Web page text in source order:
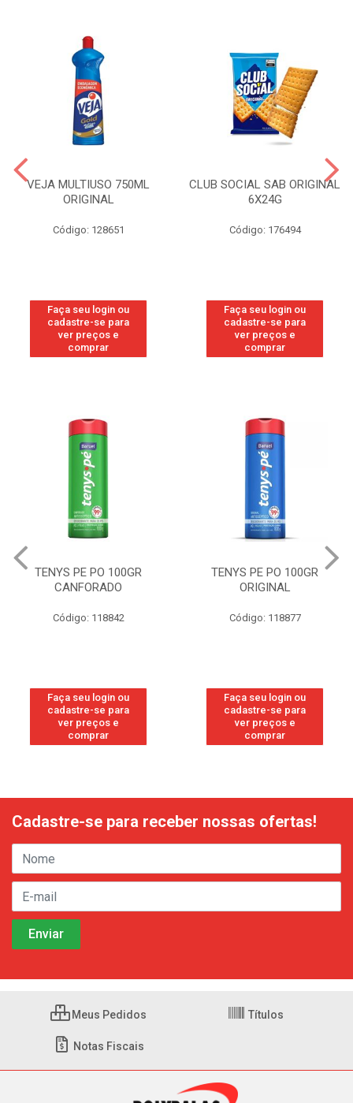
VEJA MULTIUSO 750ML
ORIGINAL
Código: 128651
Faça seu login ou
cadastre-se para
ver preços e
comprar
CLUB SOCIAL SAB ORIGINAL
6X24G
Código: 176494
Faça seu login ou
cadastre-se para
ver preços e
comprar
TENYS PE PO 100GR
CANFORADO
Código: 118842
Faça seu login ou
cadastre-se para
ver preços e
comprar
TENYS PE PO 100GR
ORIGINAL
Código: 118877
Faça seu login ou
cadastre-se para
ver preços e
comprar
Cadastre-se para receber nossas ofertas!
Meus Pedidos Títulos
Notas Fiscais